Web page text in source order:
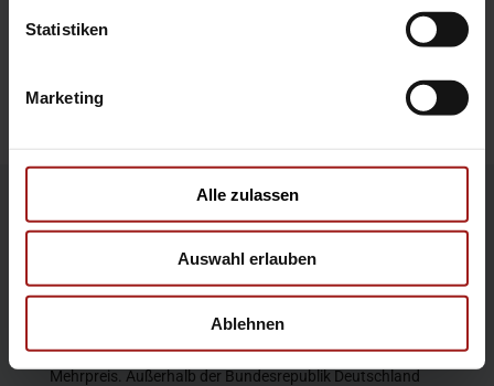
Statistiken
Marketing
Alle zulassen
Auswahl erlauben
Ablehnen
Garantie
Die Produktbeschreibungen und Abbildungen enthalten
teilweise auch Sonderausstattungen, die nicht zum
entspricht dem Stand bei Veröffentlichung. Wir behalten
Die abgebildeten Farben geben den wirklichen Farbton nur
annähernd wieder. Gezeigte Sonderausstattungen gegen
Mehrpreis. Außerhalb der Bundesrepublik Deutschland